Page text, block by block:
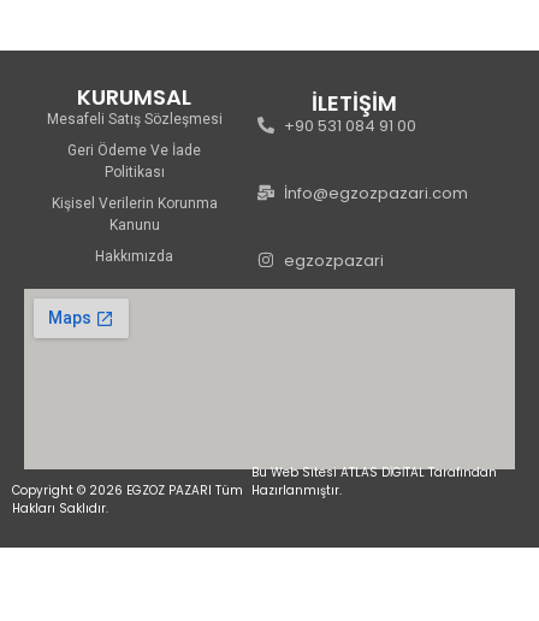
KURUMSAL
Mesafeli Satış Sözleşmesi
Geri Ödeme Ve İade
Politikası
Kişisel Verilerin Korunma
Kanunu
Hakkımızda
İLETİŞİM
+90 531 084 91 00
İnfo@egzozpazari.com
egzozpazari
Copyright © 2026 EGZOZ PAZARI Tüm
Hakları Saklıdır.
Bu Web Sitesi ATLAS DİGİTAL Tarafından
Hazırlanmıştır.